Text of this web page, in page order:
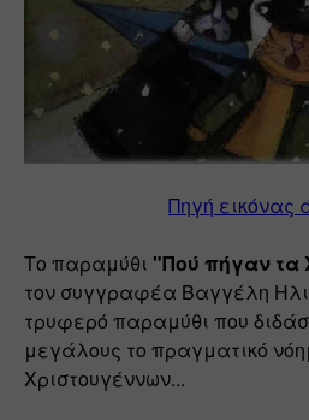
Πηγή εικόνας
Το παραμύθι "Πού πήγαν τα
τον συγγραφέα Βαγγέλη
τρυφερό παραμύθι που
μεγάλους το πραγματικό
Χριστουγέννων...